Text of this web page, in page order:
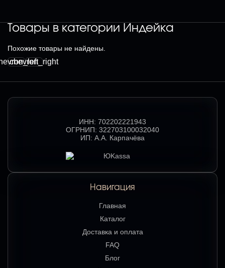
Товары в категории Индейка
Похожие товары не найдены.
chevron_right
ИНН: 702202221943
ОГРНИП: 322703100032040
ИП: А.А. Карпачёва
Навигация
Главная
Каталог
Доставка и оплата
FAQ
Блог